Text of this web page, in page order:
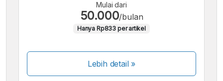
Mulai dari
50.000/bulan
Hanya Rp833 per artikel
Lebih detail »